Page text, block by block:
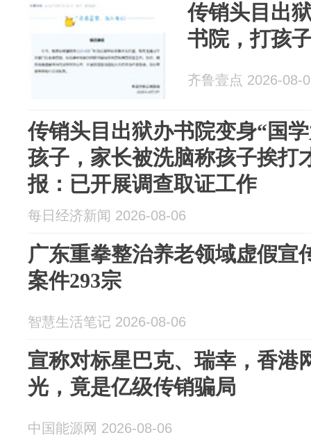
传销头目出
书院，打孩
齐鲁壹点 2026-08-
传销头目出狱办书院变身“国
孩子，家长被洗脑称孩子挨打
报：已开展调查取证工作
每日经济新闻 2026-08-06
广东重拳整治养老领域虚假宣
案件293宗
智慧生活笔记 2026-08-06
宣称对标星巴克、瑞幸，香港
光，竟是亿级传销骗局
中国能源网 2026-08-06